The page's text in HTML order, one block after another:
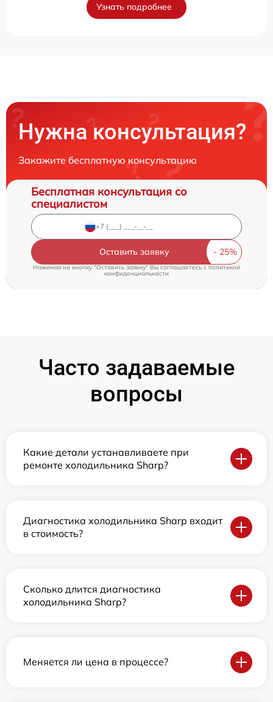
Узнать подробнее
Нужна консультация?
Закажите бесплатную консультацию
Бесплатная консультация со
специалистом
Оставить заявку
Нажимая на кнопку "Оставить заявку" Вы соглашаетесь cполитикой
конфиденциальности
Часто задаваемые
вопросы
Какие детали устанавливаете при
ремонте холодильника Sharp?
Диагностика холодильника Sharp входит
в стоимость?
Сколько длится диагностика
холодильника Sharp?
Меняется ли цена в процессе?